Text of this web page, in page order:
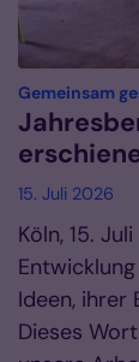
Gemeinsam
15. Juli 2026
Köln, 15.
Ideen, ihrer
Dieses